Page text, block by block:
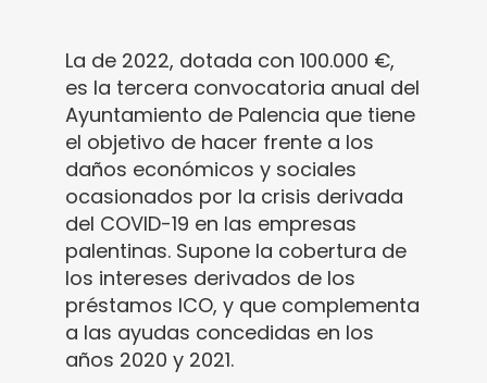
La de 2022, dotada con 100.000 €,
es la tercera convocatoria anual del
Ayuntamiento de Palencia que tiene
el objetivo de hacer frente a los
daños económicos y sociales
ocasionados por la crisis derivada
del COVID-19 en las empresas
palentinas. Supone la cobertura de
los intereses derivados de los
préstamos ICO, y que complementa
a las ayudas concedidas en los
años 2020 y 2021.